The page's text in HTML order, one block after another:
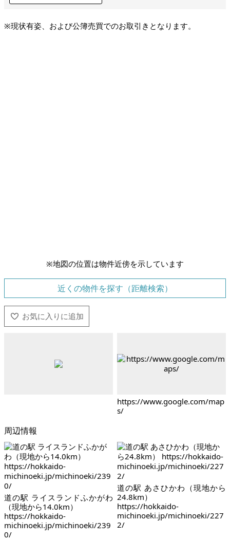
※現状有姿、および公簿売買でのお取引きとなります。
※地図の位置は物件近傍を示しています
近くの物件を探す（距離検索）
https://www.google.com/map
s/
周辺情報
道の駅 ライスランドふかがわ
（現地から14.0km）
https://hokkaido-
michinoeki.jp/michinoeki/239
0/
道の駅 あさひかわ（現地から
24.8km）
https://hokkaido-
michinoeki.jp/michinoeki/227
2/